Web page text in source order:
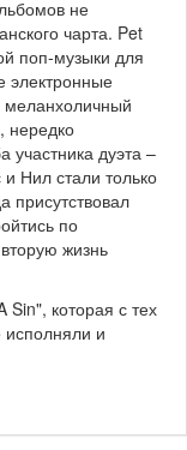
не
чарта. Pet
поп-музыки для
электронные
меланхоличный
нередко
участника дуэта –
и Нил стали только
присутствовал
по
жизнь
Sin", которая с тех
исполняли и